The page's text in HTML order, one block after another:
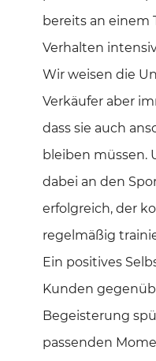
bereits an einem
Verhalten
Wir weisen die
Verkäufer aber
dass sie auch
bleiben müssen.
dabei an den
erfolgreich, der
regelmäßig
Ein positives
Kunden
Begeisterung
passenden